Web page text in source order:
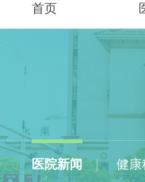
首页
医院新闻 健康